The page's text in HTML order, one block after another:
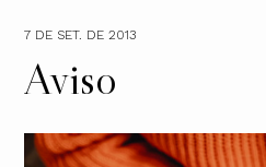
7 DE SET. DE 2013
Aviso